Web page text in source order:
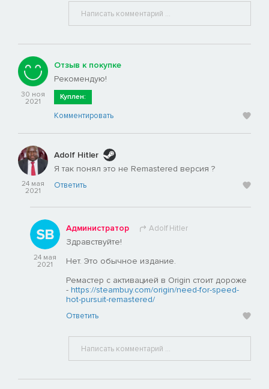
30 ноя
2021
Отзыв к покупке
Рекомендую!
Куплен:
Комментировать
24 мая
2021
Adolf Hitler
Я так понял это не Remastered версия ?
Ответить
24 мая
2021
Администратор Adolf Hitler
Здравствуйте!
Нет. Это обычное издание.
Ремастер с активацией в Origin стоит дороже
- https://steambuy.com/origin/need-for-speed-
hot-pursuit-remastered/
Ответить